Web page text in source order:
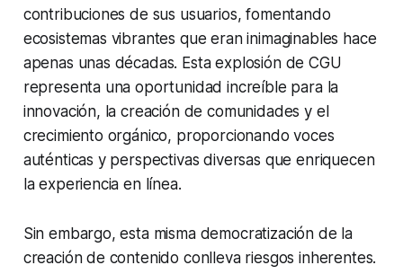
contribuciones de sus usuarios, fomentando
ecosistemas vibrantes que eran inimaginables hace
apenas unas décadas. Esta explosión de CGU
representa una oportunidad increíble para la
innovación, la creación de comunidades y el
crecimiento orgánico, proporcionando voces
auténticas y perspectivas diversas que enriquecen
la experiencia en línea.
Sin embargo, esta misma democratización de la
creación de contenido conlleva riesgos inherentes.